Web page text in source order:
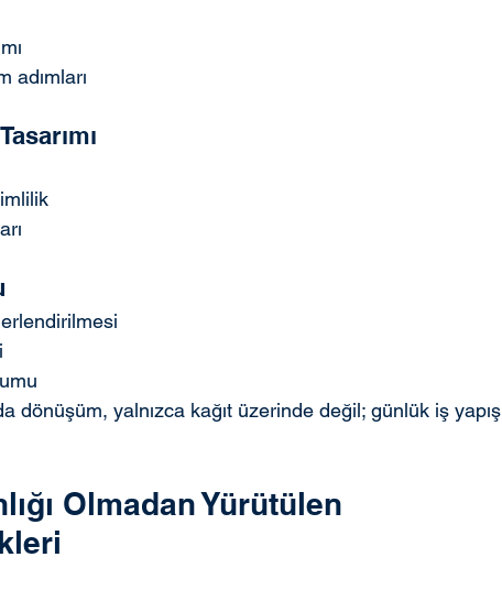
adımları
dönüşüm, yalnızca kağıt üzerinde değil; günlük iş yapış
Olmadan Yürütülen